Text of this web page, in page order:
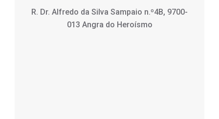
R. Dr. Alfredo da Silva Sampaio n.º4B, 9700-
013 Angra do Heroísmo